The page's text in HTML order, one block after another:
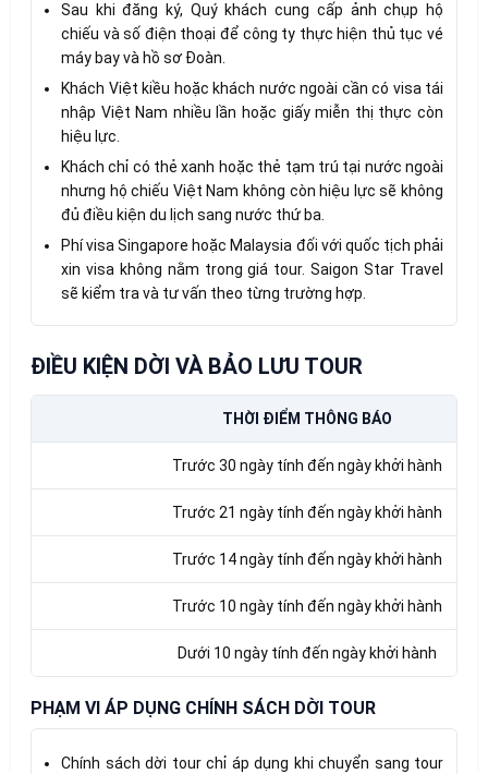
Sau khi đăng ký, Quý khách cung cấp ảnh chụp hộ
chiếu và số điện thoại để công ty thực hiện thủ tục vé
máy bay và hồ sơ Đoàn.
Khách Việt kiều hoặc khách nước ngoài cần có visa tái
nhập Việt Nam nhiều lần hoặc giấy miễn thị thực còn
hiệu lực.
Khách chỉ có thẻ xanh hoặc thẻ tạm trú tại nước ngoài
nhưng hộ chiếu Việt Nam không còn hiệu lực sẽ không
đủ điều kiện du lịch sang nước thứ ba.
Phí visa Singapore hoặc Malaysia đối với quốc tịch phải
xin visa không nằm trong giá tour. Saigon Star Travel
sẽ kiểm tra và tư vấn theo từng trường hợp.
ĐIỀU KIỆN DỜI VÀ BẢO LƯU TOUR
THỜI ĐIỂM THÔNG BÁO
Trước 30 ngày tính đến ngày khởi hành
Trước 21 ngày tính đến ngày khởi hành
Trước 14 ngày tính đến ngày khởi hành
Trước 10 ngày tính đến ngày khởi hành
Dưới 10 ngày tính đến ngày khởi hành
PHẠM VI ÁP DỤNG CHÍNH SÁCH DỜI TOUR
Chính sách dời tour chỉ áp dụng khi chuyển sang tour